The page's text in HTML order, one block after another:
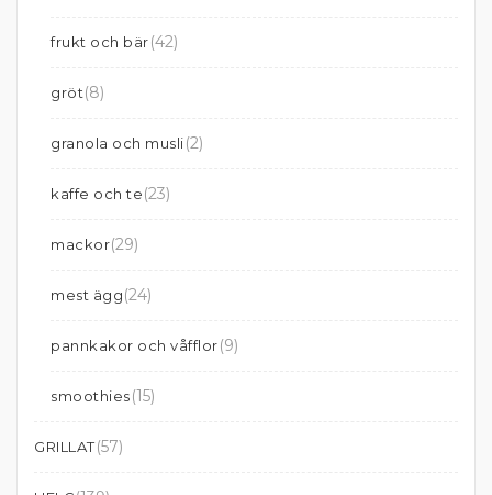
frukt och bär(42)
gröt(8)
granola och musli(2)
kaffe och te(23)
mackor(29)
mest ägg(24)
pannkakor och våfflor(9)
smoothies(15)
GRILLAT(57)